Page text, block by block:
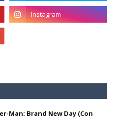
Man: Brand New Day (Con